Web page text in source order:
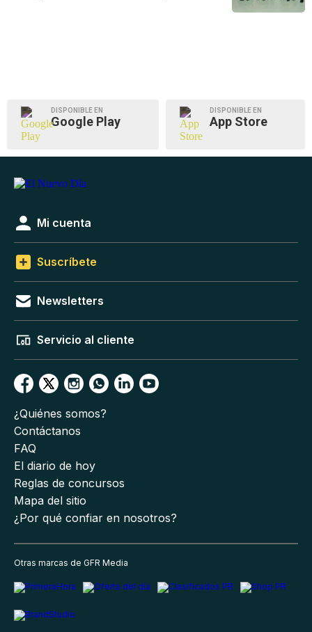
DISPONIBLE EN
Google Play
DISPONIBLE EN
App Store
Mi cuenta
Suscríbete
Newsletters
Servicio al cliente
¿Quiénes somos?
Contáctanos
FAQ
El diario de hoy
Reglas de concursos
Mapa del sitio
¿Por qué confiar en nosotros?
Otras marcas de GFR Media